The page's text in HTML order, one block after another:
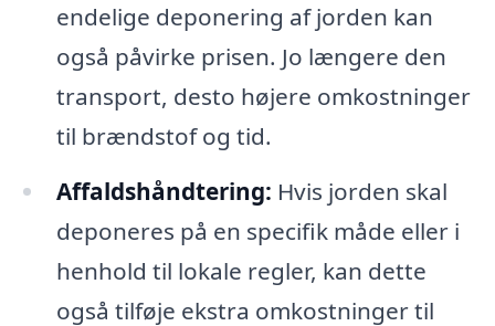
endelige deponering af jorden kan
også påvirke prisen. Jo længere den
transport, desto højere omkostninger
til brændstof og tid.
Affaldshåndtering: Hvis jorden skal
deponeres på en specifik måde eller i
henhold til lokale regler, kan dette
også tilføje ekstra omkostninger til